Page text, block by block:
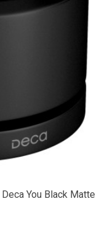
You Black Matte